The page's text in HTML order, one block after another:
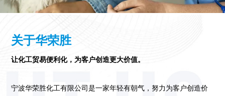
关于华荣胜
让化工贸易便利化，为客户创造更大价值。
宁波华荣胜化工有限公司是一家年轻有朝气，努力为客户创造价